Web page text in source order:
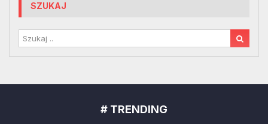
SZUKAJ
# TRENDING